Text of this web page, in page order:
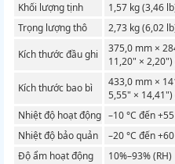
Khối lượng tịnh
1,57 kg (3,46
Trọng lượng thô
2,73 kg (6,02
Kích thước đầu ghi
375,0 mm ×
11,20" × 2,20")
Kích thước bao bì
433,0 mm ×
5,55" × 14,41")
Nhiệt độ hoạt động –10 °C đến
Nhiệt độ bảo quản
–20 °C đến
Độ ẩm hoạt động
10%–93% (RH)